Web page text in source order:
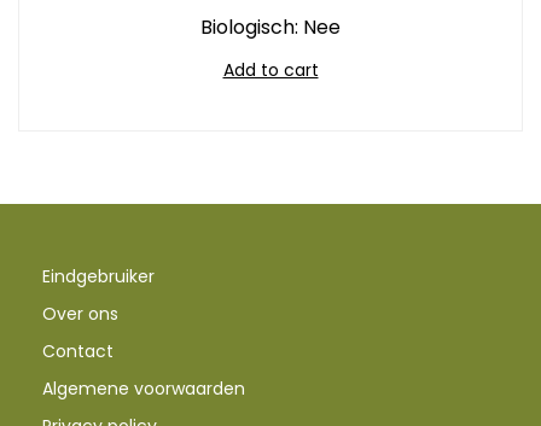
Biologisch: Nee
Add to cart
Eindgebruiker
Over ons
Contact
Algemene voorwaarden